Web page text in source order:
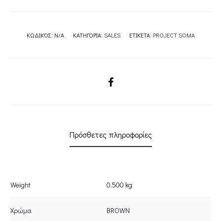
ΚΩΔΙΚΌΣ: N/A ΚΑΤΗΓΟΡΊΑ: SALES ΕΤΙΚΈΤΑ: PROJECT SOMA
SHARE
Πρόσθετες πληροφορίες
Weight 0.500 kg
Χρώμα BROWN